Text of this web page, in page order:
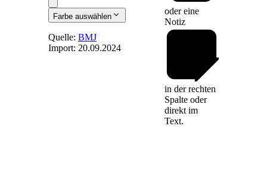
Farbe auswählen
Quelle:BMJ
Import:20.09.2024
oder eine
Notiz
in der rechten
Spalte oder
direkt im
Text.